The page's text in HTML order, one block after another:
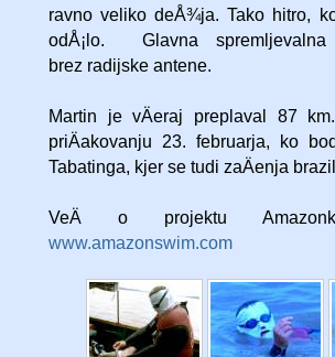
ravno veliko deÅ¾ja. Tako hitro,
odÅ¡lo. Glavna
brez radijske antene.
Martin je vÄeraj preplaval 87
priÄakovanju 23. februarja, ko
Tabatinga, kjer se tudi zaÄenja
VeÄ o projektu
www.amazonswim.com